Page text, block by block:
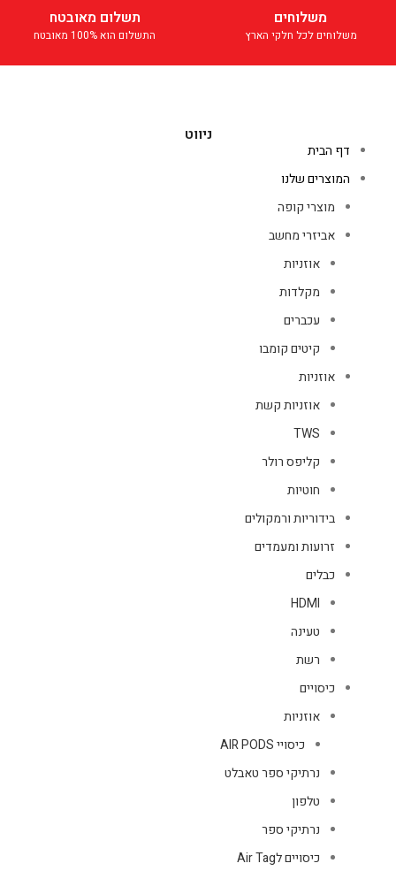
משלוחים
משלוחים לכל חלקי הארץ
תשלום מאובטח
התשלום הוא 100% מאובטח
ניווט
דף הבית
המוצרים שלנו
מוצרי קופה
אביזרי מחשב
אוזניות
מקלדות
עכברים
קיטים קומבו
אוזניות
אוזניות קשת
TWS
קליפס רולר
חוטיות
בידוריות ורמקולים
זרועות ומעמדים
כבלים
HDMI
טעינה
רשת
כיסויים
אוזניות
כיסויי AIR PODS
נרתיקי ספר טאבלט
טלפון
נרתיקי ספר
כיסויים לAir Tag